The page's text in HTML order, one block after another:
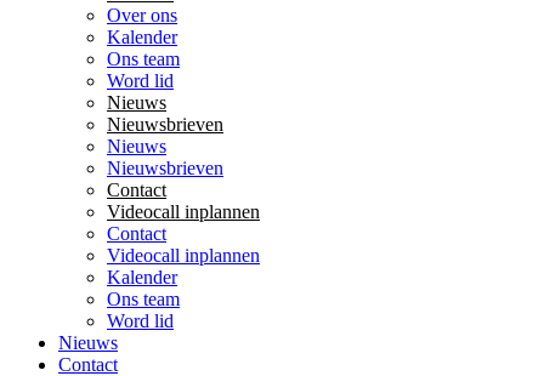
Over ons
Kalender
Ons team
Word lid
Nieuws
Nieuwsbrieven
Nieuws
Nieuwsbrieven
Contact
Videocall inplannen
Contact
Videocall inplannen
Kalender
Ons team
Word lid
Nieuws
Contact